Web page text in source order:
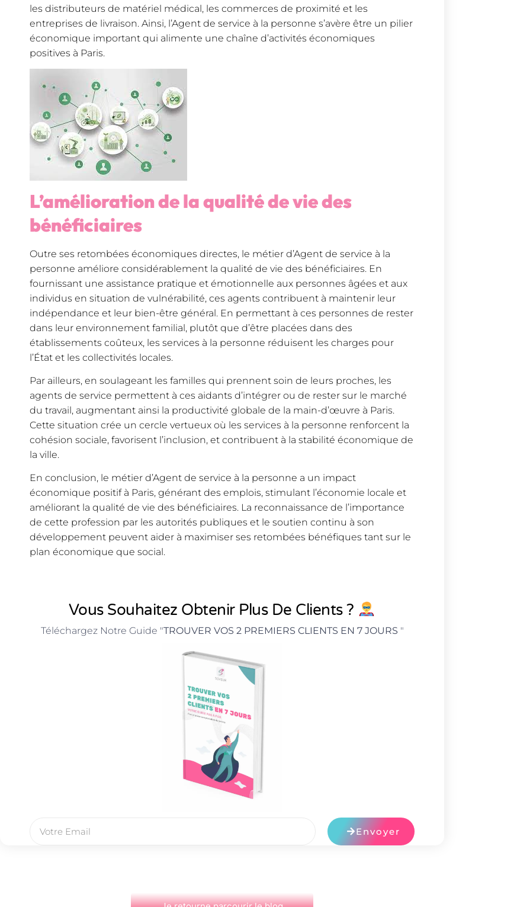
les distributeurs de matériel médical, les commerces de proximité et les
entreprises de livraison. Ainsi, l’Agent de service à la personne s’avère être un pilier
économique important qui alimente une chaîne d’activités économiques
positives à Paris.
L’amélioration de la qualité de vie des
bénéficiaires
Outre ses retombées économiques directes, le métier d’Agent de service à la
personne améliore considérablement la qualité de vie des bénéficiaires. En
fournissant une assistance pratique et émotionnelle aux personnes âgées et aux
individus en situation de vulnérabilité, ces agents contribuent à maintenir leur
indépendance et leur bien-être général. En permettant à ces personnes de rester
dans leur environnement familial, plutôt que d’être placées dans des
établissements coûteux, les services à la personne réduisent les charges pour
l’État et les collectivités locales.
Par ailleurs, en soulageant les familles qui prennent soin de leurs proches, les
agents de service permettent à ces aidants d’intégrer ou de rester sur le marché
du travail, augmentant ainsi la productivité globale de la main-d’œuvre à Paris.
Cette situation crée un cercle vertueux où les services à la personne renforcent la
cohésion sociale, favorisent l’inclusion, et contribuent à la stabilité économique de
la ville.
En conclusion, le métier d’Agent de service à la personne a un impact
économique positif à Paris, générant des emplois, stimulant l’économie locale et
améliorant la qualité de vie des bénéficiaires. La reconnaissance de l’importance
de cette profession par les autorités publiques et le soutien continu à son
développement peuvent aider à maximiser ses retombées bénéfiques tant sur le
plan économique que social.
Vous Souhaitez Obtenir Plus De Clients ?
Téléchargez Notre Guide "TROUVER VOS 2 PREMIERS CLIENTS EN 7 JOURS "
Envoyer